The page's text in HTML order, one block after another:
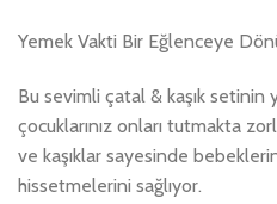
Yemek Vakti Bir Eğlenceye
Bu sevimli çatal & kaşık setinin
çocuklarınız onları tutmakta
ve kaşıklar sayesinde
hissetmelerini sağlıyor.